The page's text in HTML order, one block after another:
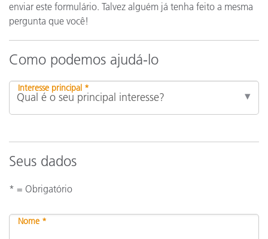
enviar este formulário. Talvez alguém já tenha feito a mesma
pergunta que você!
Como podemos ajudá-lo
Interesse principal *
Seus dados
* = Obrigatório
Nome *